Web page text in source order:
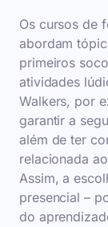
Os cursos de
abordam
primeiros
atividades
Walkers, por
garantir a
além de ter
relacionada
Assim, a
presencial –
do